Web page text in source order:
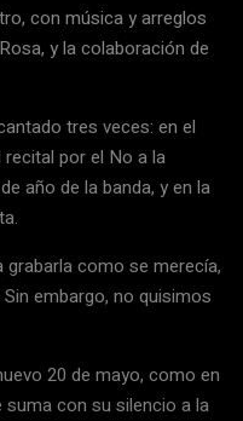
con música y arreglos
y la colaboración de
tres veces: en el
por el No a la
año de la banda, y en la
como se merecía,
embargo, no quisimos
20 de mayo, como en
suma con su silencio a la